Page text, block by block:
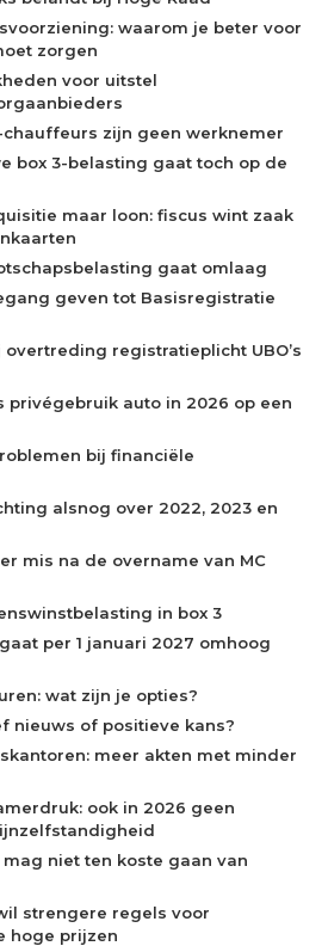
waarom je beter voor
zorgen
voor uitstel
zijn geen werknemer
box 3-belasting gaat toch op de
maar loon: fiscus wint zaak
gaat omlaag
geven tot Basisregistratie
registratieplicht UBO’s
privégebruik auto in 2026 op een
bij financiële
alsnog over 2022, 2023 en
mis na de overname van MC
in box 3
per 1 januari 2027 omhoog
wat zijn je opties?
nieuws of positieve kans?
meer akten met minder
ook in 2026 geen
niet ten koste gaan van
strengere regels voor
hoge prijzen